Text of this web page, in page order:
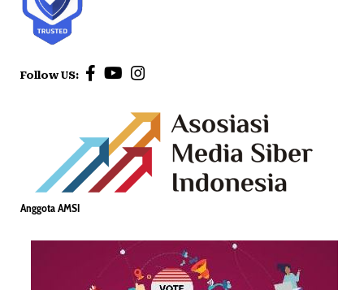
Follow US:
Anggota AMSI